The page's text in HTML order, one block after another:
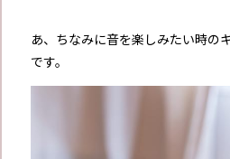
あ、ちなみに音を楽しみたい時の
です。